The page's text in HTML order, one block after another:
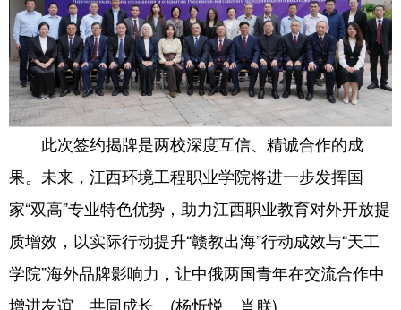
陕西 甘肃 青海 宁夏
新疆 内蒙古 黑龙江
多语种频道
English Español Français عربى
Русский язык 日本語 한국어
Deutsch Português
此次签约揭牌是两校深度互信、精诚合作的成
果。未来，江西环境工程职业学院将进一步发挥国
家“双高”专业特色优势，助力江西职业教育对外开放提
质增效，以实际行动提升“赣教出海”行动成效与“天工
学院”海外品牌影响力，让中俄两国青年在交流合作中
增进友谊、共同成长。(杨忻悦、肖朕)